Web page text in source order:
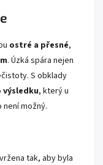
ostré a přesné,
. Úzká spára nejen
S obklady
, který u
možný.
tak, aby byla